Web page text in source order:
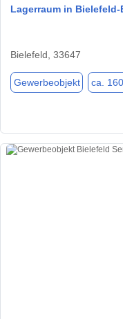
Lagerraum in Bielefeld-
Bielefeld, 33647
Gewerbeobjekt ca.